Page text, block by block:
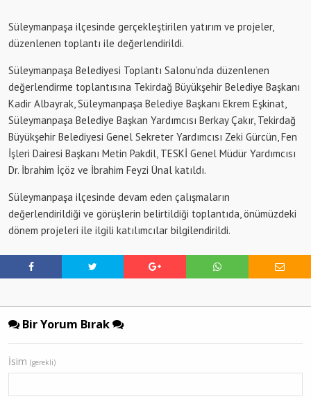
Süleymanpaşa ilçesinde gerçekleştirilen yatırım ve projeler,
düzenlenen toplantı ile değerlendirildi.
Süleymanpaşa Belediyesi Toplantı Salonu’nda düzenlenen
değerlendirme toplantısına Tekirdağ Büyükşehir Belediye Başkanı
Kadir Albayrak, Süleymanpaşa Belediye Başkanı Ekrem Eşkinat,
Süleymanpaşa Belediye Başkan Yardımcısı Berkay Çakır, Tekirdağ
Büyükşehir Belediyesi Genel Sekreter Yardımcısı Zeki Gürcün, Fen
İşleri Dairesi Başkanı Metin Pakdil, TESKİ Genel Müdür Yardımcısı
Dr. İbrahim İçöz ve İbrahim Feyzi Ünal katıldı.
Süleymanpaşa ilçesinde devam eden çalışmaların
değerlendirildiği ve görüşlerin belirtildiği toplantıda, önümüzdeki
dönem projeleri ile ilgili katılımcılar bilgilendirildi.
Bir Yorum Bırak
İsim (gerekli)